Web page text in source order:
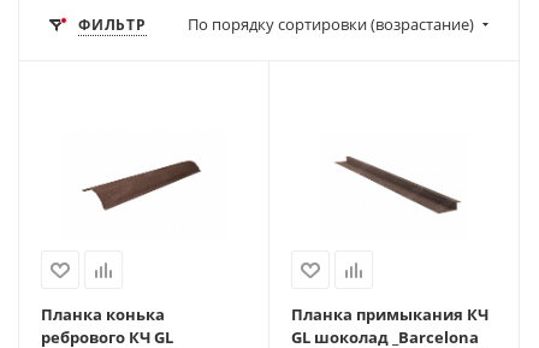
ФИЛЬТР По порядку сортировки (возрастание)
Планка конька
ребрового КЧ GL
Планка примыкания КЧ
GL шоколад _Barcelona